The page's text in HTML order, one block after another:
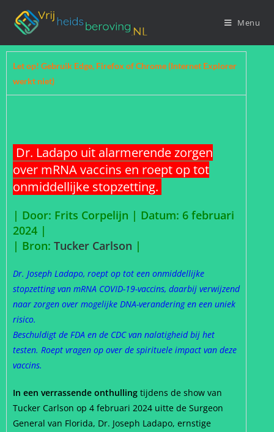
Menu
Let op! Gebruik Edge, Firefox of Chrome (Internet Explorer
werkt niet)
Dr. Ladapo uit alarmerende zorgen
over mRNA vaccins en roept op tot
onmiddellijke stopzetting.
| Door: Frits Corpelijn | Datum: 6 februari
2024 |
| Bron: Tucker Carlson |
Dr. Joseph Ladapo, roept op tot een onmiddellijke
stopzetting van mRNA COVID-19-vaccins, daarbij verwijzend
naar zorgen over mogelijke DNA-verandering en een uniek
risico.
Beschuldigt de FDA en de CDC van nalatigheid bij het
testen. Roept vragen op over de spirituele impact van deze
vaccins.
In een verrassende onthulling tijdens de show van
Tucker Carlson op 4 februari 2024 uitte de Surgeon
General van Florida, Dr. Joseph Ladapo, ernstige